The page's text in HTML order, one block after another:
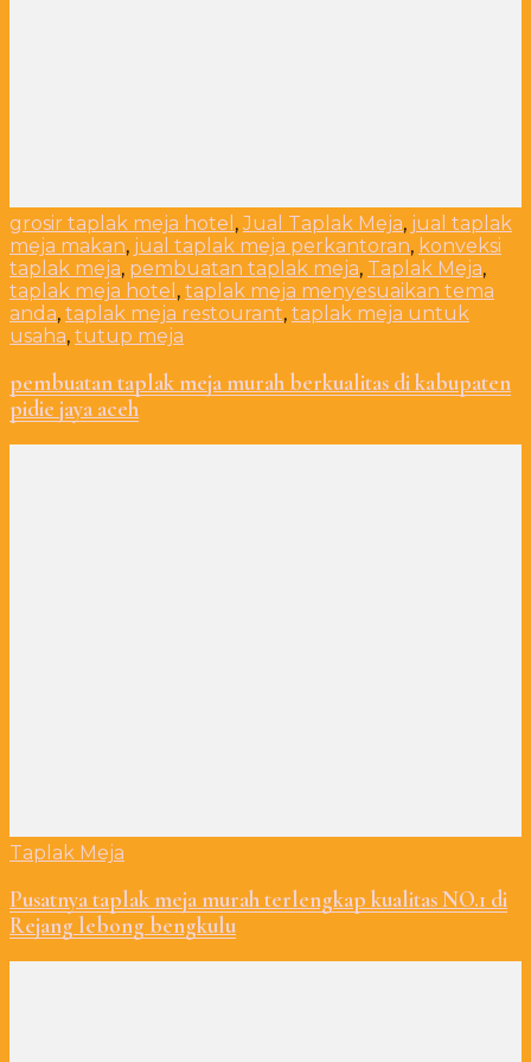
grosir taplak meja hotel ,Jual Taplak Meja, jual taplak
meja makan, jual taplak meja perkantoran, konveksi
taplak meja, pembuatan taplak meja, Taplak Meja,
taplak meja hotel , taplak meja menyesuaikan tema
anda, taplak meja restourant, taplak meja untuk
usaha, tutup meja
pembuatan taplak meja murah berkualitas di kabupaten
pidie jaya aceh
Taplak Meja
Pusatnya taplak meja murah terlengkap kualitas NO.1 di
Rejang lebong bengkulu